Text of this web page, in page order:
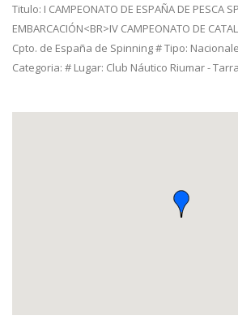
Titulo: I CAMPEONATO DE ESPAÑA DE PESCA
EMBARCACIÓN<BR>IV CAMPEONATO DE
Cpto. de España de Spinning # Tipo:
Categoria: # Lugar: Club Náutico Riumar -